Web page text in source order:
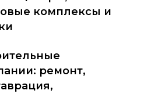
комплексы и
ремонт,